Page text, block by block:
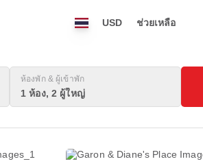
USD ช่วยเหลือ
ห้องพัก & ผู้เข้าพัก
1 ห้อง, 2 ผู้ใหญ่